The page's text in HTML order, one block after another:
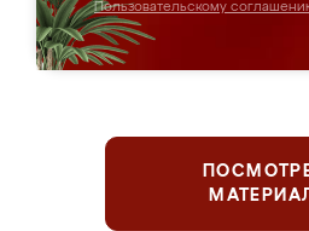
Пользовательскому